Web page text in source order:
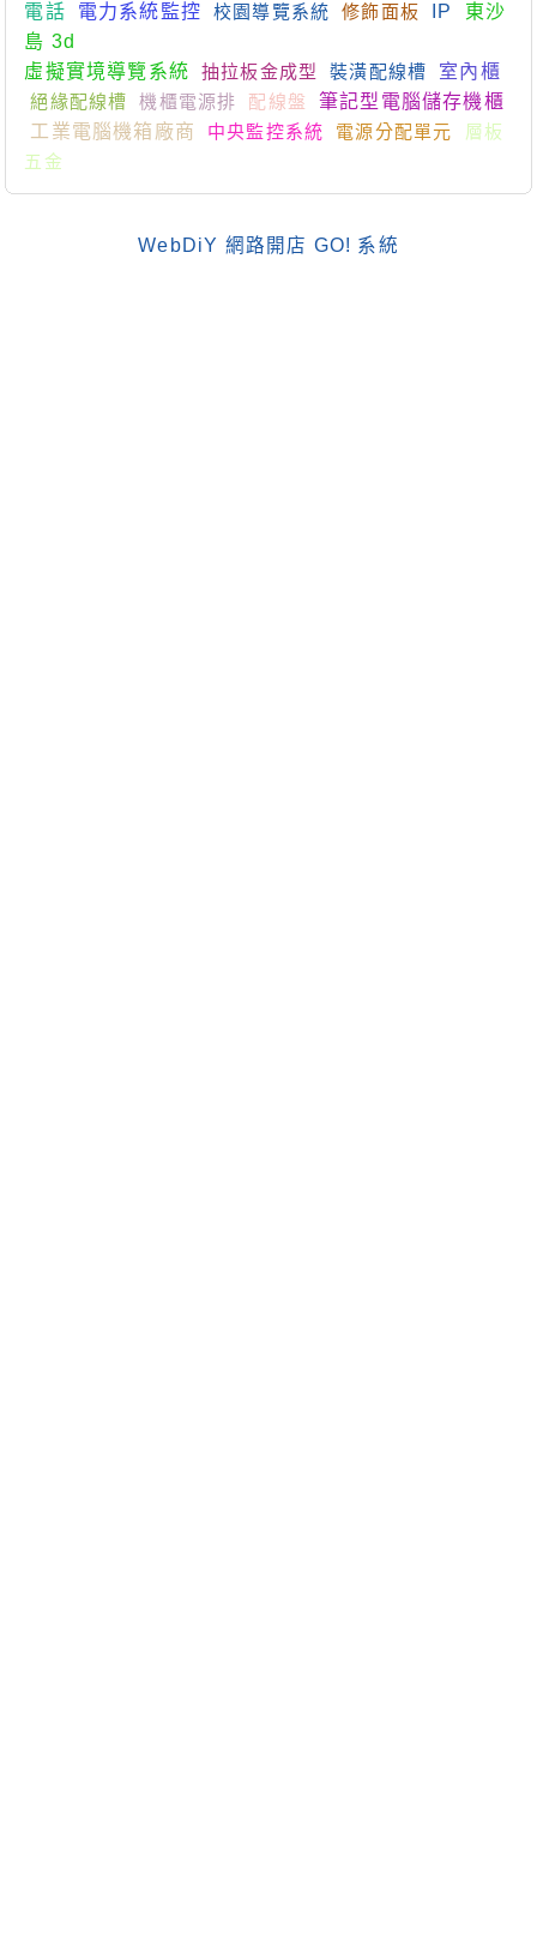
電話 電力系統監控 校園導覽系統 修飾面板 IP
東沙
島 3d
虛擬實境導覽系統
抽拉板金成型 裝潢配線槽
室內櫃
絕緣配線槽
機櫃電源排 配線盤
筆記型電腦儲存機櫃
工業電腦機箱廠商
中央監控系統 電源分配單元
層板
五金
WebDiY 網路開店 GO! 系統